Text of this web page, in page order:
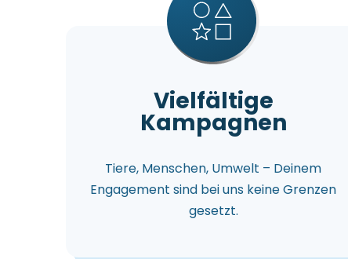
Vielfältige
Kampagnen
Tiere, Menschen, Umwelt – Deinem
Engagement sind bei uns keine Grenzen
gesetzt.